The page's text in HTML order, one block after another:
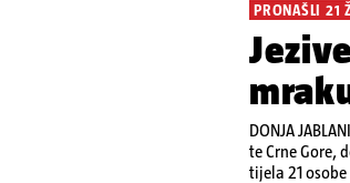
PRONAŠLI 21
DONJA
te Crne Gore,
tijela 21 osobe